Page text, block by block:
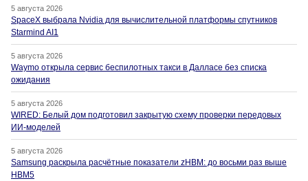
5 августа 2026
SpaceX выбрала Nvidia для вычислительной платформы спутников
Starmind AI1
5 августа 2026
Waymo открыла сервис беспилотных такси в Далласе без списка
ожидания
5 августа 2026
WIRED: Белый дом подготовил закрытую схему проверки передовых
ИИ-моделей
5 августа 2026
Samsung раскрыла расчётные показатели zHBM: до восьми раз выше
HBM5